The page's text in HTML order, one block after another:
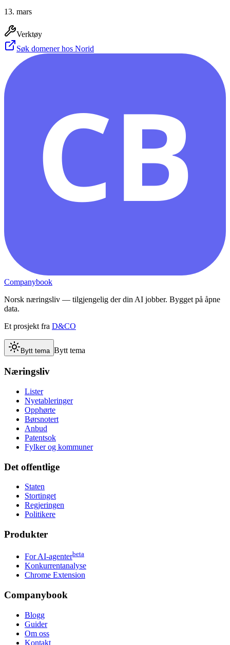
13. mars
Verktøy
Søk domener hos Norid
CB
Companybook
Norsk næringsliv — tilgjengelig der din AI jobber. Bygget på åpne
data.
Et prosjekt fra D&CO
Bytt tema Bytt tema
Næringsliv
Lister
Nyetableringer
Opphørte
Børsnotert
Anbud
Patentsok
Fylker og kommuner
Det offentlige
Staten
Stortinget
Regjeringen
Politikere
Produkter
For AI-agenterbeta
Konkurrentanalyse
Chrome Extension
Companybook
Blogg
Guider
Om oss
Kontakt